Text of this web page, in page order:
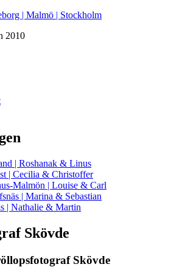
| Malmö | Stockholm
2010
| Roshanak & Linus
| Cecilia & Christoffer
Malmön | Louise & Carl
| Marina & Sebastian
| Nathalie & Martin
Skövde
Skövde